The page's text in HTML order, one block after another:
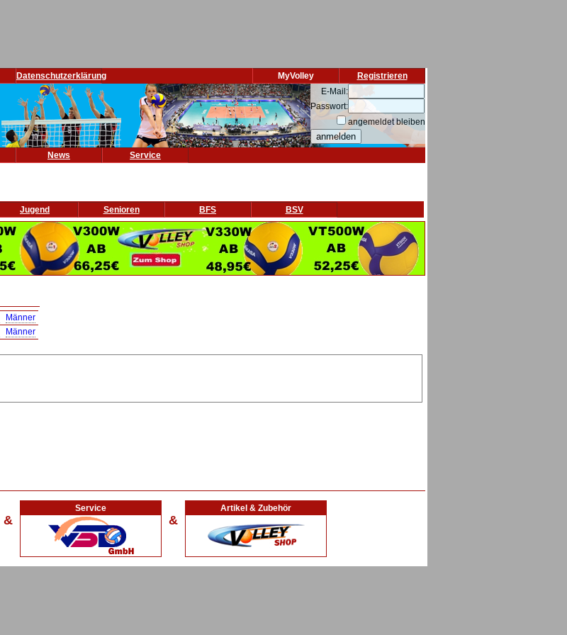
Datenschutzerklärung Registrieren
MyVolley
E-Mail:
Passwort:
angemeldet bleiben
News
Service
Jugend Senioren BFS BSV
Männer
Männer
&
Service
&
Artikel & Zubehör